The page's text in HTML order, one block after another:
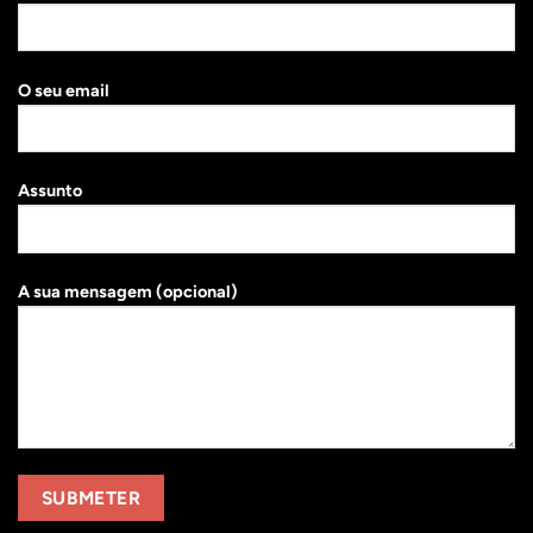
O seu email
Assunto
A sua mensagem (opcional)